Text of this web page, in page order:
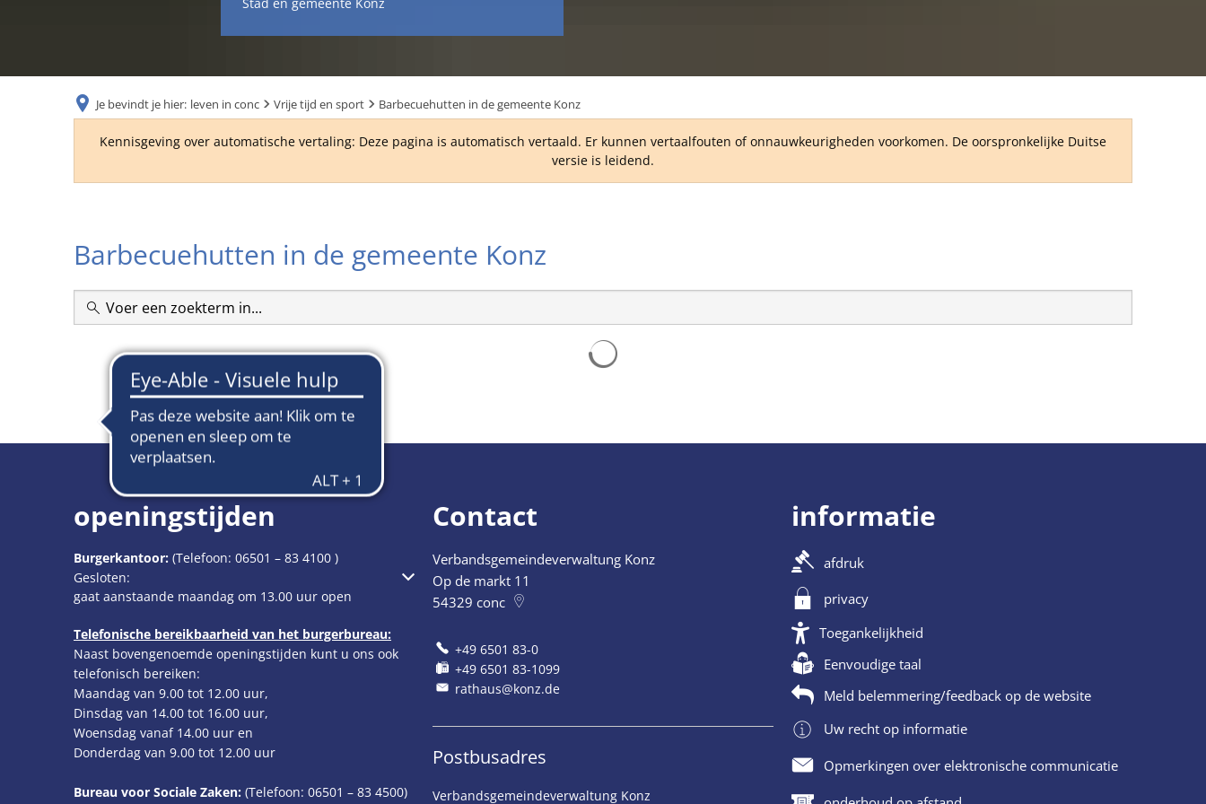
Je bevindt je hier: leven in conc Vrije tijd en sport Barbecuehutten in de gemeente Konz
Kennisgeving over automatische vertaling: Deze pagina is automatisch vertaald. Er kunnen vertaalfouten of onnauwkeurigheden voorkomen. De oorspronkelijke Duitse
versie is leidend.
Barbecuehutten
gemeente
Barbecuehutten in de gemeente Konz
openingstijden
Burgerkantoor: (Telefoon: 06501 – 83 4100 )
Klik om extra openings- of sluitingstijden te verbergen
Gesloten:
gaat aanstaande maandag om 13.00 uur open
Telefonische bereikbaarheid van het burgerbureau:
Naast bovengenoemde openingstijden kunt u ons ook
telefonisch bereiken:
Maandag van 9.00 tot 12.00 uur,
Dinsdag van 14.00 tot 16.00 uur,
Woensdag vanaf 14.00 uur en
Donderdag van 9.00 tot 12.00 uur
Bureau voor Sociale Zaken: (Telefoon: 06501 – 83 4500)
Contact
Verbandsgemeindeverwaltung Konz
Op de markt 11
54329 conc
+49 6501 83-0
+49 6501 83-1099
rathaus@konz.de
Postbusadres
Verbandsgemeindeverwaltung Konz
informatie
afdruk
privacy
Toegankelijkheid
Eenvoudige taal
Meld belemmering/feedback op de website
Uw recht op informatie
Opmerkingen over elektronische communicatie